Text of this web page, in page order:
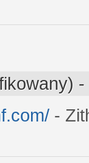
-
-